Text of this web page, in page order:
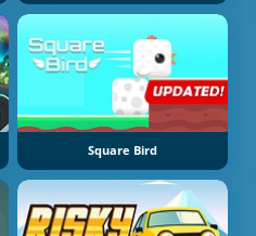
Square Bird